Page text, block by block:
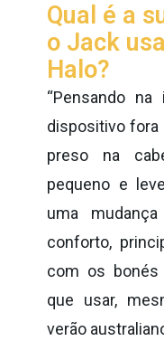
Qual é a
o Jack
Halo?
“Pensando
dispositivo fora
preso na
pequeno e
uma
conforto,
com os
que usar,
verão